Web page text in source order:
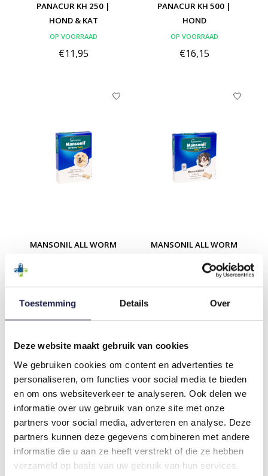
Toestemming Details Over
Deze website maakt gebruik van cookies
We gebruiken cookies om content en advertenties te
personaliseren, om functies voor social media te bieden
en om ons websiteverkeer te analyseren. Ook delen we
informatie over uw gebruik van onze site met onze
partners voor social media, adverteren en analyse. Deze
partners kunnen deze gegevens combineren met andere
informatie die u aan ze heeft verstrekt of die ze hebben
verzameld op basis van uw gebruik van hun services.
PANACUR KH 250 |
HOND & KAT
OP VOORRAAD
€11,95
PANACUR KH 500 |
HOND
OP VOORRAAD
€16,15
MANSONIL ALL WORM
MANSONIL ALL WORM
>35KG
OP VOORRAAD
Vor. Volgende
Een onderdeel van de standaard verzorging van
uw hond is het ontwormen. U kunt dit het beste op
regelmatige basis doen om uw hond in goede
gezondheid te houden. De meeste wormen zijn te
behandelen met ontwormingsmiddelen